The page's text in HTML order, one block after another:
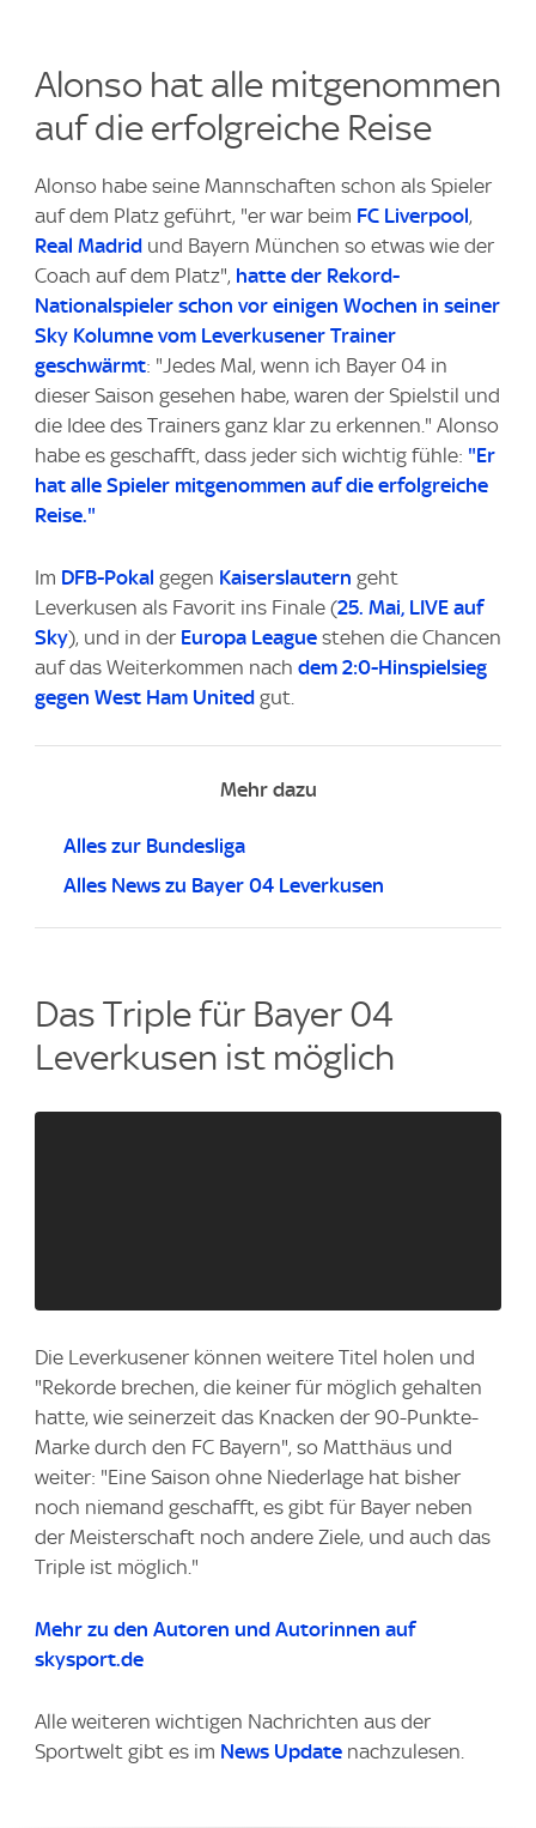
Alonso hat alle mitgenommen
auf die erfolgreiche Reise
Alonso habe seine Mannschaften schon als Spieler
auf dem Platz geführt, "er war beim FC Liverpool,
Real Madrid und Bayern München so etwas wie der
Coach auf dem Platz", hatte der Rekord-
Nationalspieler schon vor einigen Wochen in seiner
Sky Kolumne vom Leverkusener Trainer
geschwärmt: "Jedes Mal, wenn ich Bayer 04 in
dieser Saison gesehen habe, waren der Spielstil und
die Idee des Trainers ganz klar zu erkennen." Alonso
habe es geschafft, dass jeder sich wichtig fühle: "Er
hat alle Spieler mitgenommen auf die erfolgreiche
Reise."
Im DFB-Pokal gegen Kaiserslautern geht
Leverkusen als Favorit ins Finale (25. Mai, LIVE auf
Sky), und in der Europa League stehen die Chancen
auf das Weiterkommen nach dem 2:0-Hinspielsieg
gegen West Ham United gut.
Mehr dazu
Alles zur Bundesliga
Alles News zu Bayer 04 Leverkusen
Das Triple für Bayer 04
Leverkusen ist möglich
Die Leverkusener können weitere Titel holen und
"Rekorde brechen, die keiner für möglich gehalten
hatte, wie seinerzeit das Knacken der 90-Punkte-
Marke durch den FC Bayern", so Matthäus und
weiter: "Eine Saison ohne Niederlage hat bisher
noch niemand geschafft, es gibt für Bayer neben
der Meisterschaft noch andere Ziele, und auch das
Triple ist möglich."
Mehr zu den Autoren und Autorinnen auf
skysport.de
Alle weiteren wichtigen Nachrichten aus der
Sportwelt gibt es im News Update nachzulesen.